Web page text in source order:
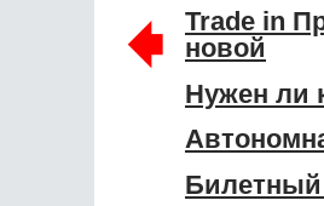
Trade in
новой
Нужен ли
Билетный
🠸